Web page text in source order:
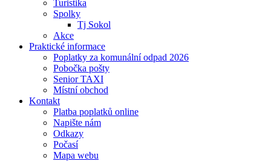
Turistika
Spolky
Tj Sokol
Akce
Praktické informace
Poplatky za komunální odpad 2026
Pobočka pošty
Senior TAXI
Místní obchod
Kontakt
Platba poplatků online
Napište nám
Odkazy
Počasí
Mapa webu